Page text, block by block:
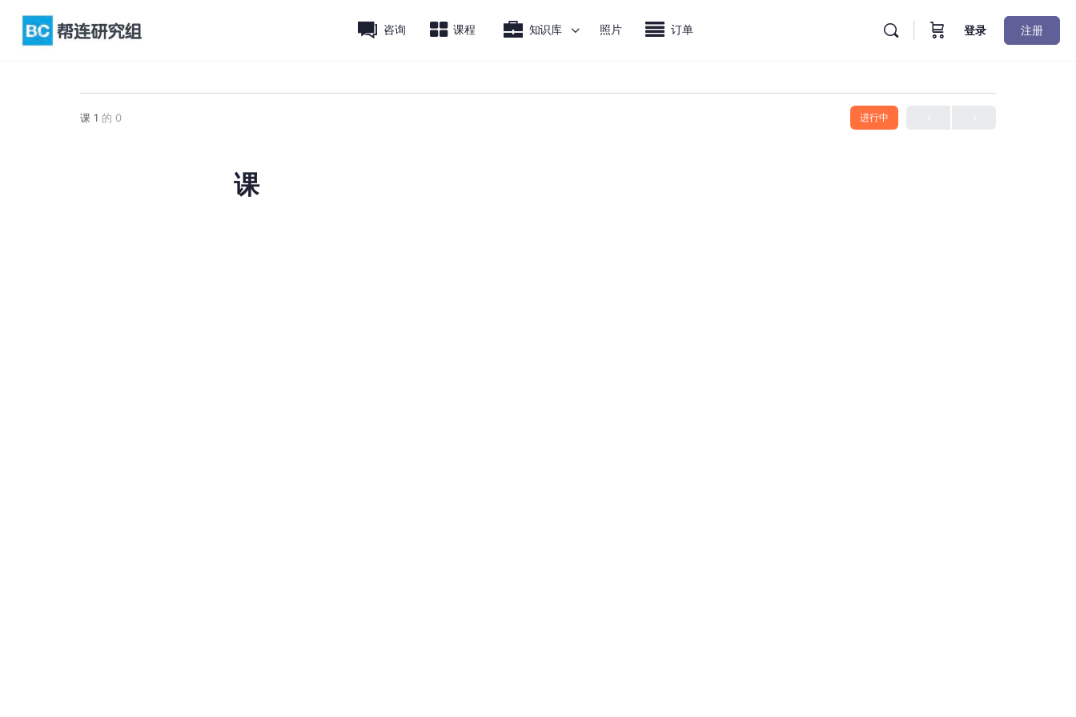
咨询 课程 知识库 照片 订单 登录 注册
课 1 的 0 进行中
课